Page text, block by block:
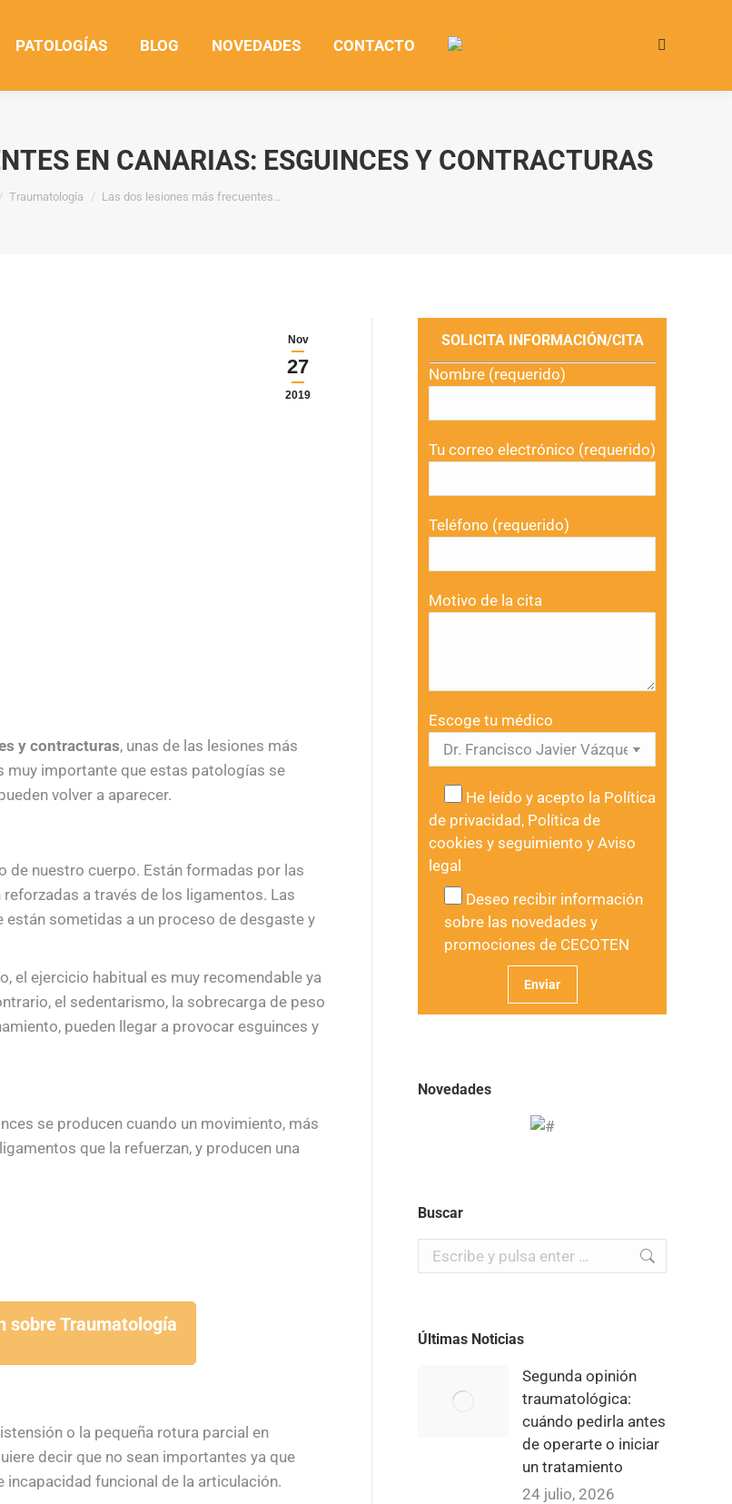
PATOLOGÍAS BLOG NOVEDADES CONTACTO Buscar:
EN CANARIAS: ESGUINCES Y CONTRACTURAS
aquí:
Traumatología Las dos lesiones más frecuentes…
Nov
27
2019
y contracturas, unas de las lesiones más
muy importante que estas patologías se
volver a aparecer.
de nuestro cuerpo. Están formadas por las
a través de los ligamentos. Las
sometidas a un proceso de desgaste y
el ejercicio habitual es muy recomendable ya
el sedentarismo, la sobrecarga de peso
pueden llegar a provocar esguinces y
se producen cuando un movimiento, más
que la refuerzan, y producen una
sobre Traumatología
o la pequeña rotura parcial en
decir que no sean importantes ya que
incapacidad funcional de la articulación.
SOLICITA INFORMACIÓN/CITA
Nombre (requerido)
Tu correo electrónico (requerido)
Teléfono (requerido)
Motivo de la cita
Escoge tu médico
He leído y acepto la Política
de privacidad , Política de
cookies y seguimiento y Aviso
legal
Deseo recibir información
sobre las novedades y
promociones de CECOTEN
Novedades
Buscar
Buscar:
Últimas Noticias
Segunda opinión
traumatológica:
cuándo pedirla antes
de operarte o iniciar
un tratamiento
24 julio, 2026